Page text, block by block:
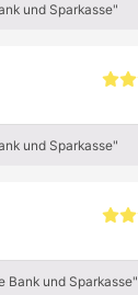
und Sparkasse"
und Sparkasse"
Bank und Sparkasse"